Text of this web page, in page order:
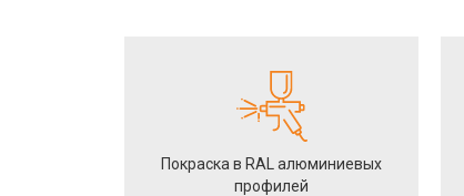
Покраска в RAL алюминиевых
профилей